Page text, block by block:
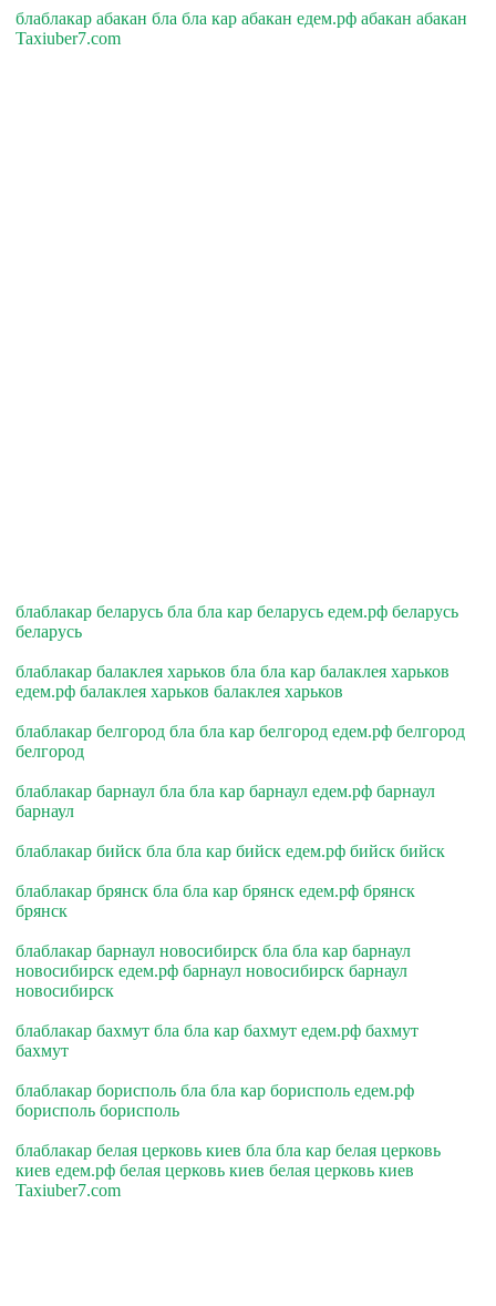
блаблакар абакан бла бла кар абакан едем.рф абакан абакан
Taxiuber7.com
блаблакар беларусь бла бла кар беларусь едем.рф беларусь
беларусь
блаблакар балаклея харьков бла бла кар балаклея харьков
едем.рф балаклея харьков балаклея харьков
блаблакар белгород бла бла кар белгород едем.рф белгород
белгород
блаблакар барнаул бла бла кар барнаул едем.рф барнаул
барнаул
блаблакар бийск бла бла кар бийск едем.рф бийск бийск
блаблакар брянск бла бла кар брянск едем.рф брянск
брянск
блаблакар барнаул новосибирск бла бла кар барнаул
новосибирск едем.рф барнаул новосибирск барнаул
новосибирск
блаблакар бахмут бла бла кар бахмут едем.рф бахмут
бахмут
блаблакар борисполь бла бла кар борисполь едем.рф
борисполь борисполь
блаблакар белая церковь киев бла бла кар белая церковь
киев едем.рф белая церковь киев белая церковь киев
Taxiuber7.com